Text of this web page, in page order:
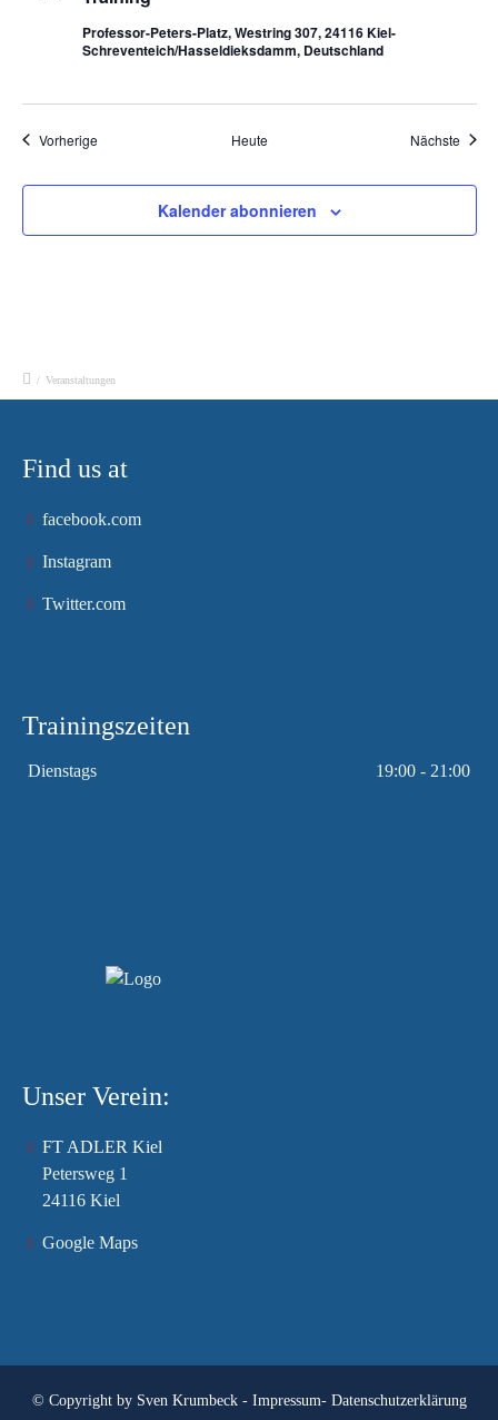
Professor-Peters-Platz, Westring 307, 24116 Kiel-
Schreventeich/Hasseldieksdamm, Deutschland
VorherigeVeranstaltungen Heute Nächste
Kalender abonnieren
/ Veranstaltungen
Find us at
facebook.com
Instagram
Twitter.com
Trainingszeiten
Dienstags 19:00 - 21:00
Unser Verein:
FT ADLER Kiel
Petersweg 1
24116 Kiel
Google Maps
© Copyright by Sven Krumbeck- Impressum- Datenschutzerklärung